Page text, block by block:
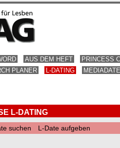
AUS DEM HEFT
PRINCESS
PLANER
L-DATING
L-DATING
suchen L-Date aufgeben